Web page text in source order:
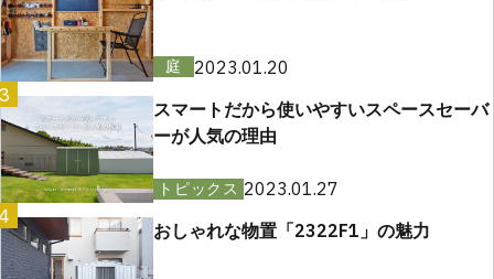
庭
2023.01.20
スマートだから使いやすいスペースセーバ
ーが人気の理由
トピックス 2023.01.27
おしゃれな物置「2322F1」の魅力